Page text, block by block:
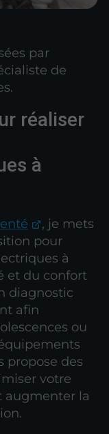
par
de
réaliser
à
, je mets
pour
à
et du confort
diagnostic
afin
ou
propose des
votre
augmenter la